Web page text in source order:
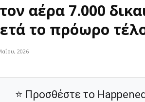
αέρα 7.000
το πρόωρο
2026
⭐ Προσθέστε το